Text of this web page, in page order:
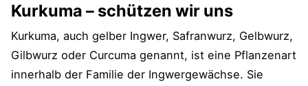
Kurkuma – schützen wir uns
Kurkuma, auch gelber Ingwer, Safranwurz, Gelbwurz,
Gilbwurz oder Curcuma genannt, ist eine Pflanzenart
innerhalb der Familie der Ingwergewächse. Sie